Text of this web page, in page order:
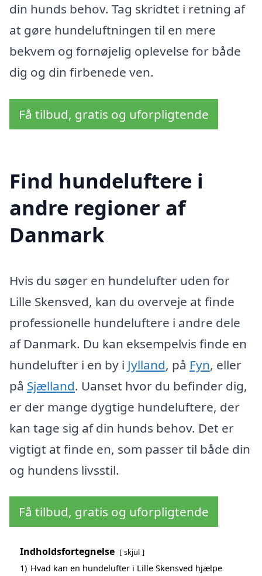
din hunds behov. Tag skridtet i retning af
at gøre hundeluftningen til en mere
bekvem og fornøjelig oplevelse for både
dig og din firbenede ven.
Få tilbud, gratis og uforpligtende
Find hundeluftere i
andre regioner af
Danmark
Hvis du søger en hundelufter uden for
Lille Skensved, kan du overveje at finde
professionelle hundeluftere i andre dele
af Danmark. Du kan eksempelvis finde en
hundelufter i en by i Jylland, på Fyn, eller
på Sjælland. Uanset hvor du befinder dig,
er der mange dygtige hundeluftere, der
kan tage sig af din hunds behov. Det er
vigtigt at finde en, som passer til både din
og hundens livsstil.
Få tilbud, gratis og uforpligtende
Indholdsfortegnelse skjul
1) Hvad kan en hundelufter i Lille Skensved hjælpe